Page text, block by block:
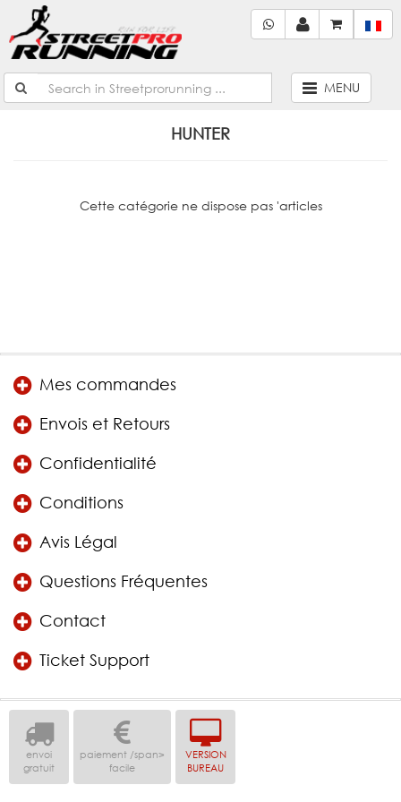
MENU
HUNTER
Cette catégorie ne dispose pas 'articles
Mes commandes
Envois et Retours
Confidentialité
Conditions
Avis Légal
Questions Fréquentes
Contact
Ticket Support
envoi
gratuit
paiement /span>
facile
VERSION
BUREAU